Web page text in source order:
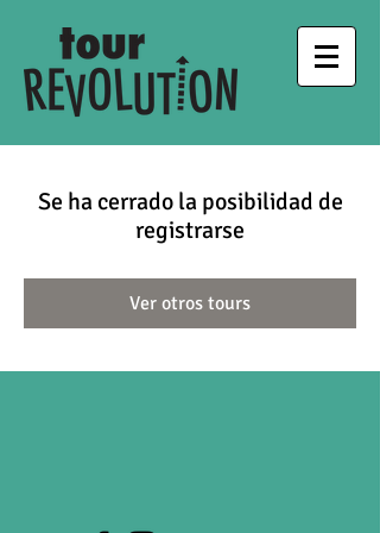
Se ha cerrado la posibilidad de
registrarse
Ver otros tours